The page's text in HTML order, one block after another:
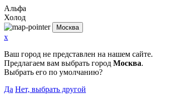
Альфа
Холод
Москва
x
Ваш город не представлен на нашем сайте.
Предлагаем вам выбрать город Москва.
Выбрать его по умолчанию?
Да Нет, выбрать другой